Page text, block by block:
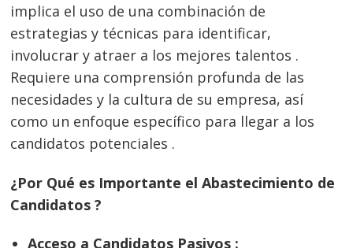
implica el uso de una combinación de
estrategias y técnicas para identificar,
involucrar y atraer a los mejores talentos .
Requiere una comprensión profunda de las
necesidades y la cultura de su empresa, así
como un enfoque específico para llegar a los
candidatos potenciales .
¿Por Qué es Importante el Abastecimiento de
Candidatos ?
Acceso a Candidatos Pasivos :